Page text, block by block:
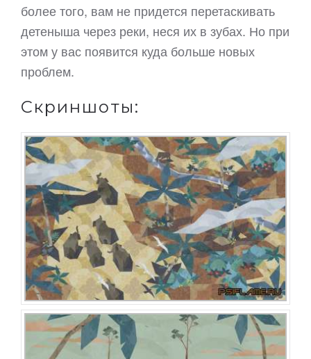
более того, вам не придется перетаскивать
детеныша через реки, неся их в зубах. Но при
этом у вас появится куда больше новых
проблем.
Скриншоты: